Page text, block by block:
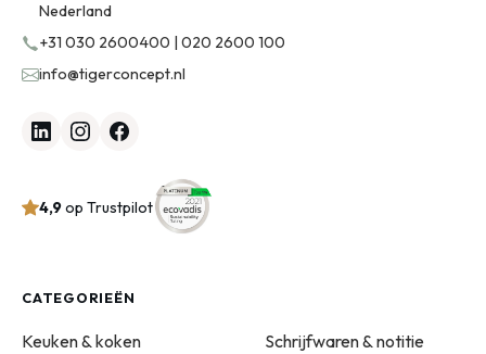
Nederland
+31 030 2600400 | 020 2600 100
info@tigerconcept.nl
4,9op Trustpilot
CATEGORIEËN
Keuken & koken
Schrijfwaren & notitie